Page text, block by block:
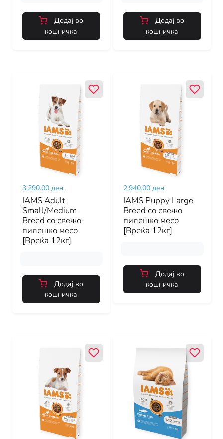
Додај во
кошничка
Додај во
кошничка
3,290.00 ден.
IAMS Adult
Small/Medium
Breed со свежо
пилешко месо
[Вреќа 12кг]
Додај во
кошничка
2,940.00 ден.
IAMS Puppy Large
Breed со свежо
пилешко месо
[Вреќа 12кг]
Додај во
кошничка